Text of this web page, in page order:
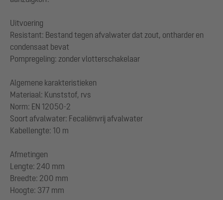
Uitvoering
Resistant: Bestand tegen afvalwater dat zout, ontharder en
condensaat bevat
Pompregeling: zonder vlotterschakelaar
Algemene karakteristieken
Materiaal: Kunststof, rvs
Norm: EN 12050-2
Soort afvalwater: Fecaliënvrij afvalwater
Kabellengte: 10 m
Afmetingen
Lengte: 240 mm
Breedte: 200 mm
Hoogte: 377 mm